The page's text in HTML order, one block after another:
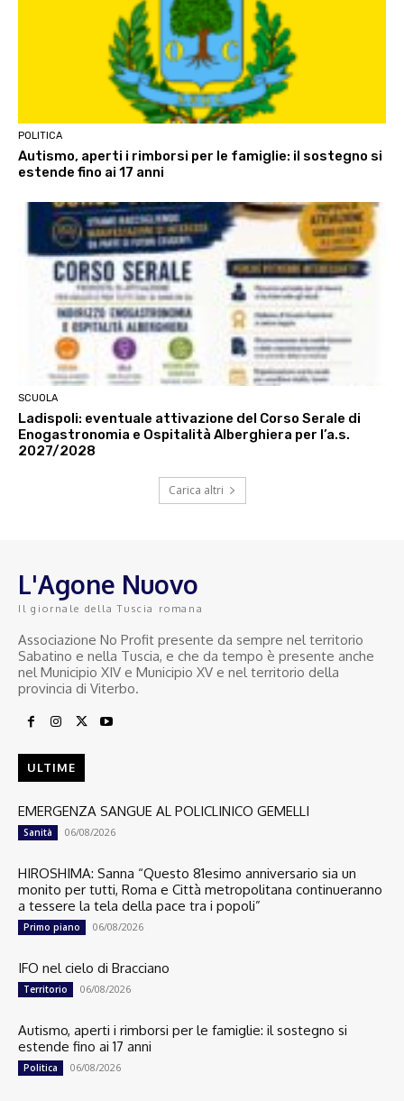
POLITICA
Autismo, aperti i rimborsi per le famiglie: il sostegno si
estende fino ai 17 anni
SCUOLA
Ladispoli: eventuale attivazione del Corso Serale di
Enogastronomia e Ospitalità Alberghiera per l’a.s.
2027/2028
Carica altri
L'Agone Nuovo
Il giornale della Tuscia romana
Associazione No Profit presente da sempre nel territorio
Sabatino e nella Tuscia, e che da tempo è presente anche
nel Municipio XIV e Municipio XV e nel territorio della
provincia di Viterbo.
ULTIME
EMERGENZA SANGUE AL POLICLINICO GEMELLI
Sanità 06/08/2026
HIROSHIMA: Sanna “Questo 81esimo anniversario sia un
monito per tutti, Roma e Città metropolitana continueranno
a tessere la tela della pace tra i popoli”
Primo piano 06/08/2026
IFO nel cielo di Bracciano
Territorio 06/08/2026
Autismo, aperti i rimborsi per le famiglie: il sostegno si
estende fino ai 17 anni
Politica 06/08/2026